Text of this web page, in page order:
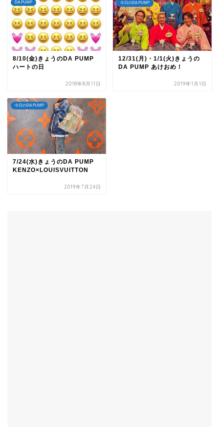
DA PUMP
8/10(金)きょうのDA PUMP
ハートの日
2018年8月11日
今日のDA PUMP
12/31(月)・1/1(火)きょうの
DA PUMP あけおめ！
2019年1月1日
今日のDA PUMP
7/24(水)きょうのDA PUMP
KENZO×LOUISVUITTON
2019年7月24日